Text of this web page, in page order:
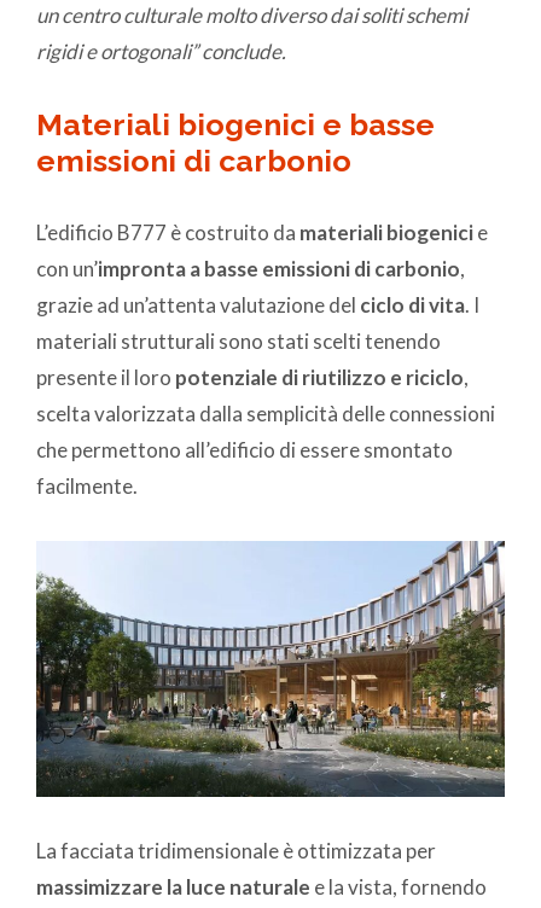
un centro culturale molto diverso dai soliti schemi
rigidi e ortogonali” conclude.
Materiali biogenici e basse
emissioni di carbonio
L’edificio B777 è costruito da materiali biogenicie
con un’improntaa basse emissioni di carbonio,
grazie ad un’attenta valutazione del ciclo di vita. I
materiali strutturali sono stati scelti tenendo
presente il loro potenziale di riutilizzo e riciclo,
scelta valorizzata dalla semplicità delle connessioni
che permettono all’edificio di essere smontato
facilmente.
La facciata tridimensionale è ottimizzata per
massimizzare la luce naturale e la vista, fornendo